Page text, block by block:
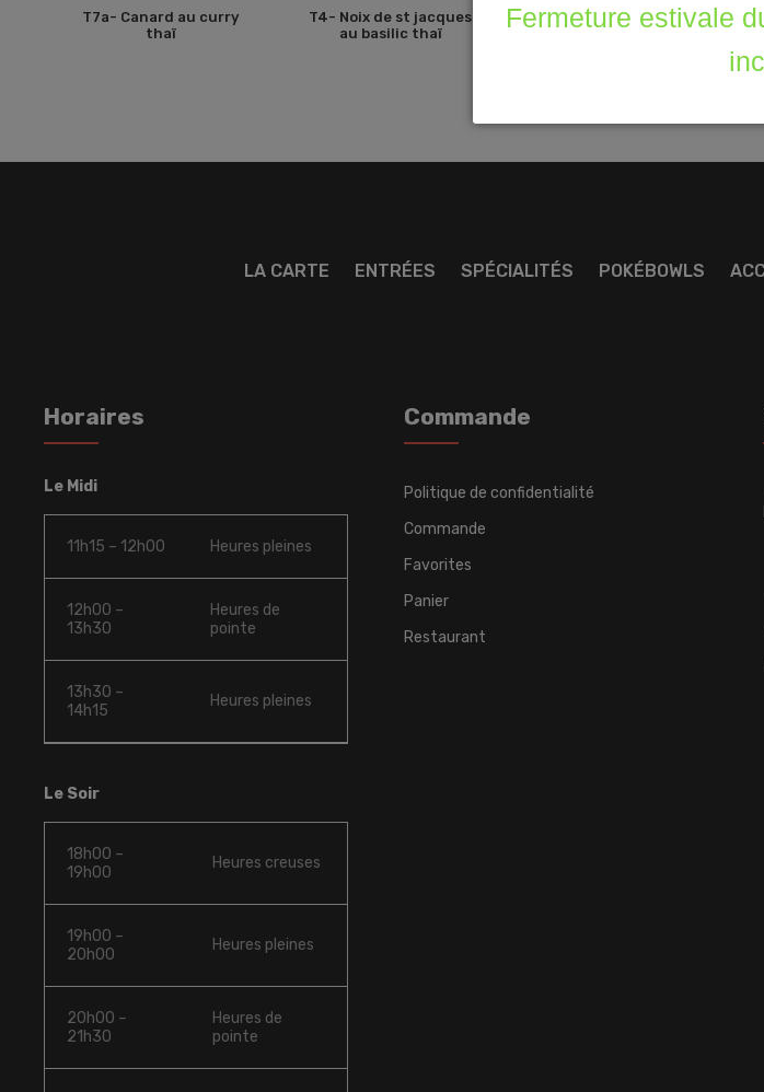
T7a- Canard au curry
thaï
T4- Noix de st jacques
au basilic thaï
T7- Canard au basilic
LA CARTE ENTRÉES SPÉCIALITÉS POKÉBOWLS
Horaires
Le Midi
11h15 – 12h00 Heures pleines
12h00 –
13h30
Heures de
pointe
13h30 –
14h15
Heures pleines
Le Soir
18h00 –
19h00
Heures creuses
19h00 –
20h00
Heures pleines
20h00 –
21h30
Heures de
pointe
Commande
Politique de confidentialité
Commande
Favorites
Panier
Restaurant
Fermeture estivale